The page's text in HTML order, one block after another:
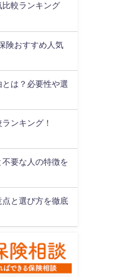
較ランキング
険おすすめ人気
は？必要性や選
ンキング！
要な人の特徴を
と選び方を徹底